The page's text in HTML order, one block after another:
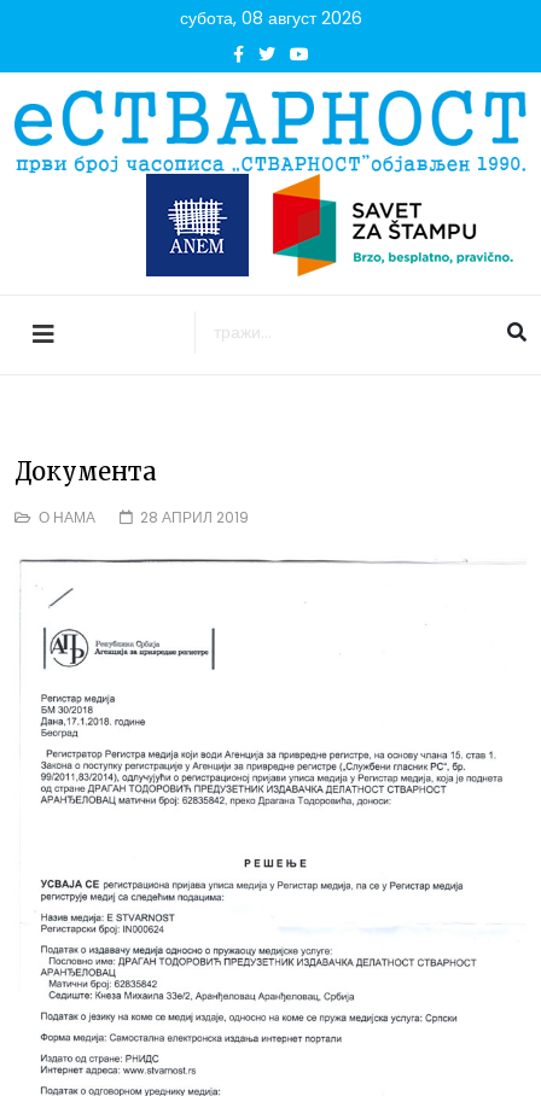
субота, 08 август 2026
Документа
О НАМА 28 АПРИЛ 2019